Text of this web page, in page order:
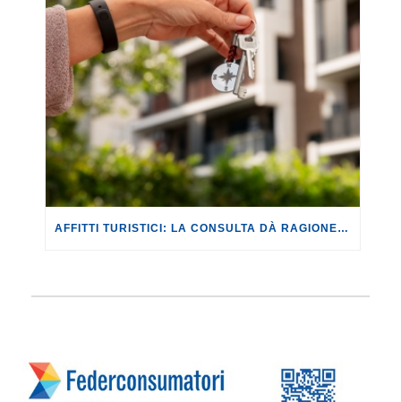
AFFITTI TURISTICI: LA CONSULTA DÀ RAGIONE ALLA TOSCANA